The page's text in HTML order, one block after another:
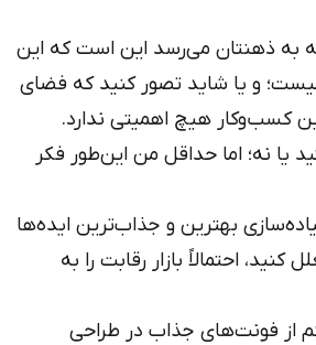
که به ذهنتان می‌رسد این است که این
و یا شاید تصور کنید که فضای
کسب‌وکار هیچ اهمیتی ندارد.
یا نه؛ اما حداقل من این‌طور فکر
بهترین و جذاب‌ترین ایده‌ها
احتمالاً بازار رقابت را به
از فونت‌های جذاب در طراحی